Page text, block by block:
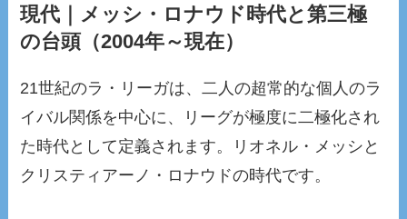
現代｜メッシ・ロナウド時代と第三極
の台頭（2004年～現在）
21世紀のラ・リーガは、二人の超常的な個人のラ
イバル関係を中心に、リーグが極度に二極化され
た時代として定義されます。リオネル・メッシと
クリスティアーノ・ロナウドの時代です。